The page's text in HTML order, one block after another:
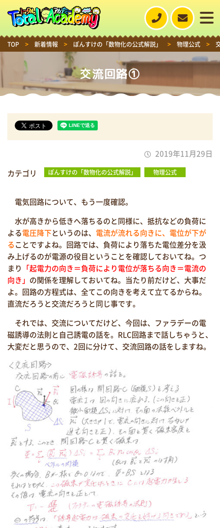
TOP > 新着情報 > ぽんすけの「数物化の公式解説」 > 物理公式 >
交流回路①
2019年11月29日
カテゴリ
ぽんすけの「数物化の公式解説」 物理公式
電気回路について、もう一度確認。
水が高きから低きへ落ちるのと同様に、抵抗などの負荷に
よる電圧降下というのは、 電流が流れる向きに、電位が下が
ることですよね。回路では、負荷により落ちた電位差分を汲
み上げるのが電源の役目ということを確認しておいてね。つ
まり 「起電力の向き＝負荷により電位が落ちる向き＝電流の
向き」 の関係を理解しておいてね。当たり前だけど、大事だ
よ。回路の方程式は、全てこの向きを考えて立てるからね。
直流だろうと交流だろうと同じ事です。
それでは、交流についてだけど、今回は、ファラデーの電
磁誘導の法則と自己誘電の話を。RLC回路まで話しちゃうと、
大変だと思うので、2回に分けて、交流回路の話をしますね。